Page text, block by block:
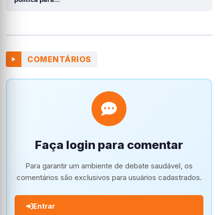
COMENTÁRIOS
Faça login para comentar
Para garantir um ambiente de debate saudável, os
comentários são exclusivos para usuários cadastrados.
Entrar